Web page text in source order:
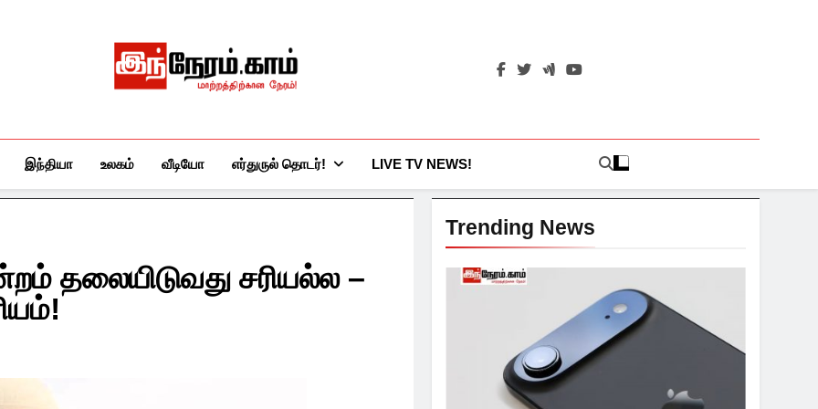
இந்நேரம்.காம்
இந்தியா உலகம் வீடியோ எர்துருல் தொடர்! LIVE TV NEWS!
தலையிடுவது சரியல்ல –
Trending News